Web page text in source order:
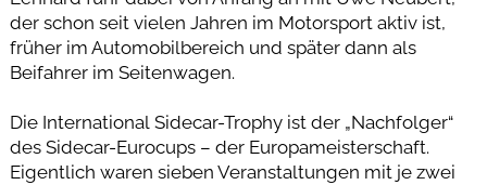
der schon seit vielen Jahren im Motorsport aktiv ist,
früher im Automobilbereich und später dann als
Beifahrer im Seitenwagen.
Die International Sidecar-Trophy ist der „Nachfolger“
des Sidecar-Eurocups – der Europameisterschaft.
Eigentlich waren sieben Veranstaltungen mit je zwei